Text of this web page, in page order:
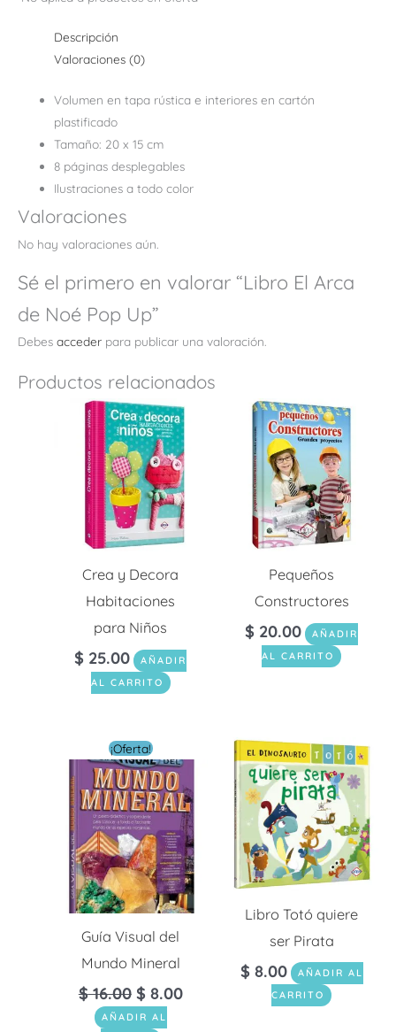
Descripción
Valoraciones (0)
Volumen en tapa rústica e interiores en cartón
plastificado
Tamaño: 20 x 15 cm
8 páginas desplegables
Ilustraciones a todo color
Valoraciones
No hay valoraciones aún.
Sé el primero en valorar “Libro El Arca
de Noé Pop Up”
Debes acceder para publicar una valoración.
Productos relacionados
Crea y Decora
Habitaciones
para Niños
$ 25.00
AÑADIR
AL CARRITO
Pequeños
Constructores
$ 20.00
AÑADIR
AL CARRITO
¡Oferta!
Guía Visual del
Mundo Mineral
$16.00
El
precio
original
era:
$ 16.00.
$ 8.00
precio
actual
es:
$ 8.00.
AÑADIR AL
Libro Totó quiere
ser Pirata
$ 8.00
AÑADIR AL
CARRITO